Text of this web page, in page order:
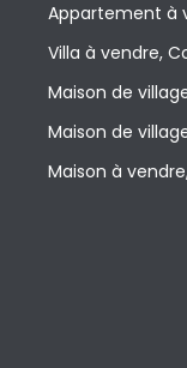
Appartement à
Villa à vendre,
Maison de
Maison de
Maison à